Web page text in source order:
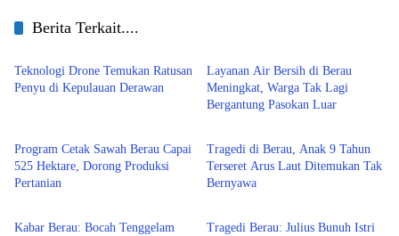
Berita Terkait....
Berau
Teknologi Drone Temukan Ratusan
Penyu di Kepulauan Derawan
Layanan Air Bersih di Berau
Meningkat, Warga Tak Lagi
Bergantung Pasokan Luar
Program Cetak Sawah Berau Capai
525 Hektare, Dorong Produksi
Pertanian
Berau
Tragedi di Berau, Anak 9 Tahun
Terseret Arus Laut Ditemukan Tak
Bernyawa
Berau
Kabar Berau: Bocah Tenggelam
Berau
Tragedi Berau: Julius Bunuh Istri